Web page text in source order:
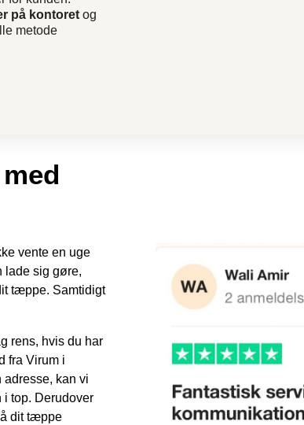
på kontoret og
metode
vente en uge
lade sig gøre,
tæppe. Samtidigt
rens, hvis du har
fra Virum i
kan vi
i top. Derudover
dit tæppe